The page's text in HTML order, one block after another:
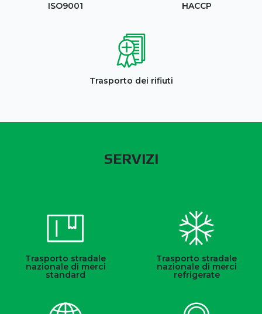
ISO9001 HACCP
Trasporto dei rifiuti
SERVIZI
Trasporto stradale
nazionale di merci
standard
Trasporto stradale
nazionale di merci
refrigerate